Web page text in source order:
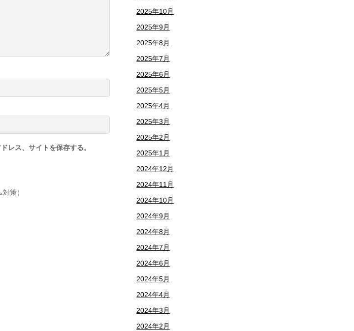
レス、サイトを保存する。
策）
2025年10月
2025年9月
2025年8月
2025年7月
2025年6月
2025年5月
2025年4月
2025年3月
2025年2月
2025年1月
2024年12月
2024年11月
2024年10月
2024年9月
2024年8月
2024年7月
2024年6月
2024年5月
2024年4月
2024年3月
2024年2月